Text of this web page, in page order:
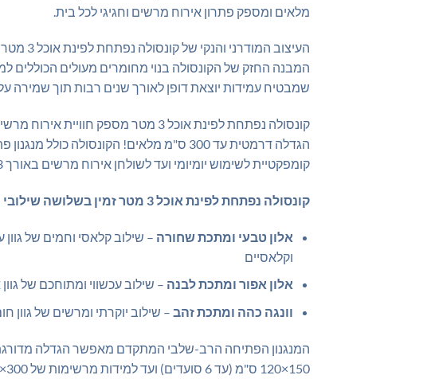
מלאים ומספק פתרון אירוח מרשים וחגיגי לכל בית.
המבנה החזק של הקונסולה בנוי מחומרים מעולים הכוללים
שמבטיח עמידות יוצאת דופן לאורך שנים רבות תוך שמירה
קונסולה נפתחת לפינת אוכל 3 מטר
הגדלה דרמטית עד 300 ס"מ מלאים!
קומפקטיית לשימוש יומיומי ועד לשולחן אירוח מרשים באורך 3 מטר שמאכלס עד 12-14 סועדים בנוחות מלאה.
קונסולה נפתחת לפינת אוכל 3 מטר זמין בשלושה שילובי צבעים יוקרתיים המתאימים לכל סגנון עיצוב מודרני:
אלון טבעי ומתכת שחורה – שילוב קלאסי וחמים של
וקלאסיים
אלון אפור ומתכת לבנה – שילוב עכשווי ומתוחכם של
וונגה כהה ומתכת זהב– שילוב יוקרתי ומרשים של גוון